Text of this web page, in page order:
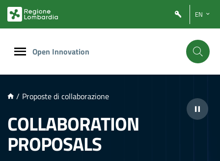
PRINCIPALE
EN
Open Innovation
/ Proposte di collaborazione
COLLABORATION
PROPOSALS